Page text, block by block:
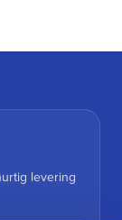
levering